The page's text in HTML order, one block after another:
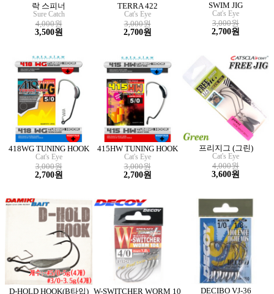
락 스피너
Sure Catch
4,000원
3,500원
TERRA 422
Cat's Eye
3,000원
2,700원
SWIM JIG
Cat's Eye
3,000원
2,700원
418WG TUNING HOOK
Cat's Eye
3,000원
2,700원
415HW TUNING HOOK
Cat's Eye
3,000원
2,700원
프리지그 (그린)
Cat's Eye
4,000원
3,600원
D-HOLD HOOK(B타입) W-SWITCHER WORM 10
DECIBO VJ-36